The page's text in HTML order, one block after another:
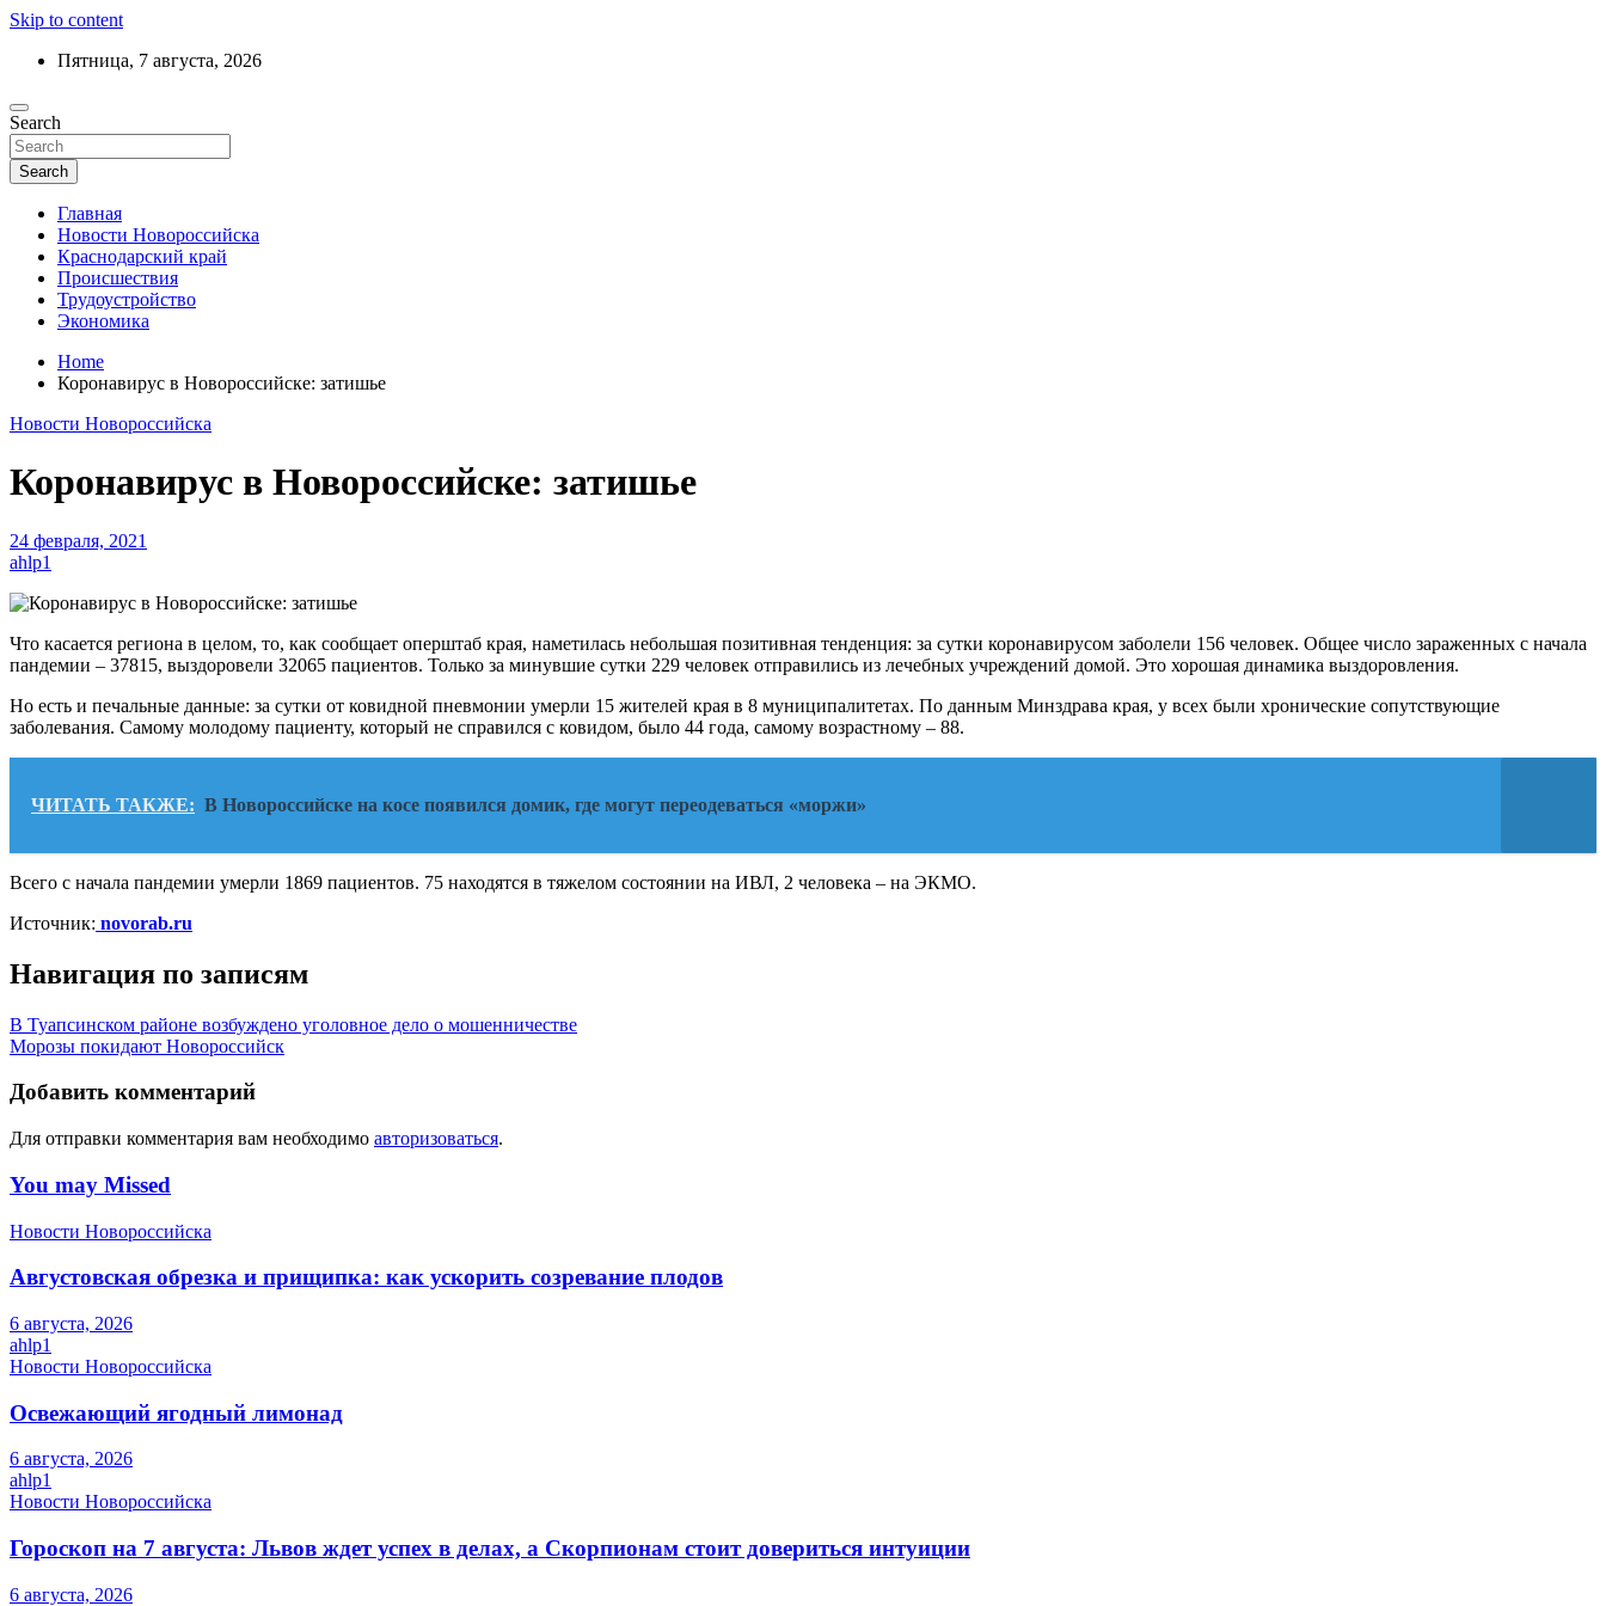
Skip to content
Пятница, 7 августа, 2026
Актуальные новости Новороссийска и Краснодарского края
Ежедневный дайджест событий региона
Search
Search
Главная
Новости Новороссийска
Краснодарский край
Происшествия
Трудоустройство
Экономика
Home
Коронавирус в Новороссийске: затишье
Новости Новороссийска
Коронавирус в Новороссийске: затишье
24 февраля, 2021
ahlp1
Что касается региона в целом, то, как сообщает оперштаб края, наметилась небольшая позитивная тенденция: за сутки коронавирусом заболели 156 человек. Общее число зараженных с начала
пандемии – 37815, выздоровели 32065 пациентов. Только за минувшие сутки 229 человек отправились из лечебных учреждений домой. Это хорошая динамика выздоровления.
Но есть и печальные данные: за сутки от ковидной пневмонии умерли 15 жителей края в 8 муниципалитетах. По данным Минздрава края, у всех были хронические сопутствующие
заболевания. Самому молодому пациенту, который не справился с ковидом, было 44 года, самому возрастному – 88.
ЧИТАТЬ ТАКЖЕ: В Новороссийске на косе появился домик, где могут переодеваться «моржи»
Всего с начала пандемии умерли 1869 пациентов. 75 находятся в тяжелом состоянии на ИВЛ, 2 человека – на ЭКМО.
Источник: novorab.ru
Навигация по записям
В Туапсинском районе возбуждено уголовное дело о мошенничестве
Морозы покидают Новороссийск
Добавить комментарий
Для отправки комментария вам необходимо авторизоваться.
You may Missed
Новости Новороссийска
Августовская обрезка и прищипка: как ускорить созревание плодов
6 августа, 2026
ahlp1
Новости Новороссийска
Освежающий ягодный лимонад
6 августа, 2026
ahlp1
Новости Новороссийска
Гороскоп на 7 августа: Львов ждет успех в делах, а Скорпионам стоит довериться интуиции
6 августа, 2026